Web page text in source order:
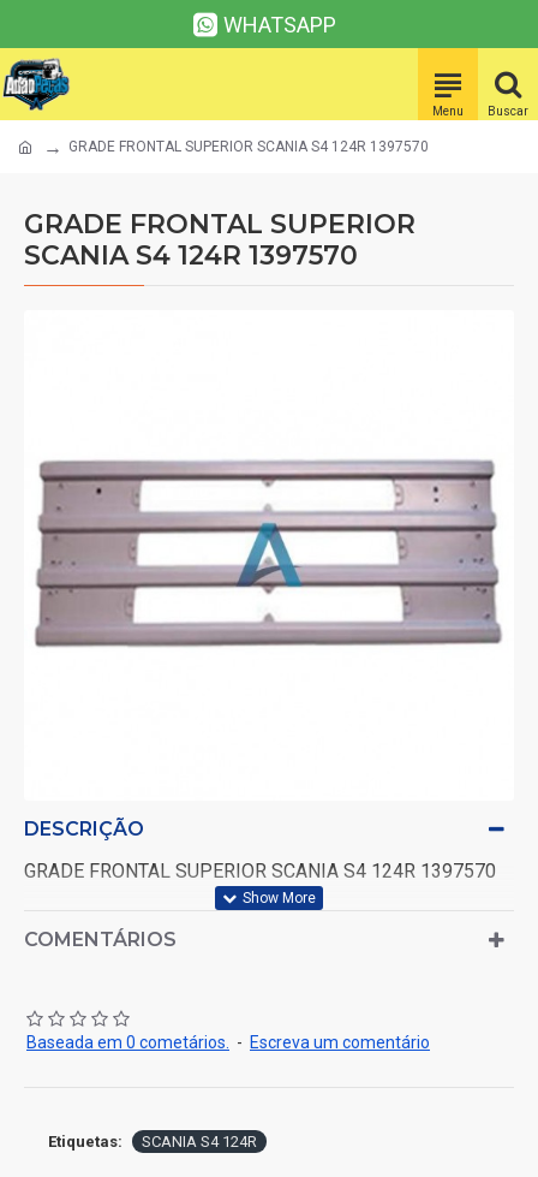
WHATSAPP
GRADE FRONTAL SUPERIOR SCANIA S4 124R 1397570
GRADE FRONTAL SUPERIOR
SCANIA S4 124R 1397570
DESCRIÇÃO
GRADE FRONTAL SUPERIOR SCANIA S4 124R 1397570
COMENTÁRIOS
Baseada em 0 cometários. - Escreva um comentário
Etiquetas: SCANIA S4 124R